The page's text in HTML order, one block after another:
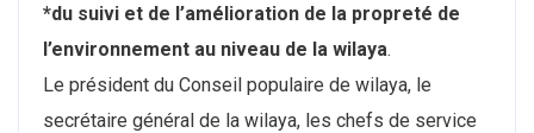
*du suivi et de l’amélioration de la propreté de
l’environnement au niveau de la wilaya.
Le président du Conseil populaire de wilaya, le
secrétaire général de la wilaya, les chefs de service